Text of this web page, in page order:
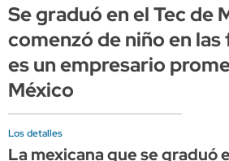
Se graduó en el Tec de
comenzó de niño en las
es un empresario
México
Los detalles
La mexicana que se graduó